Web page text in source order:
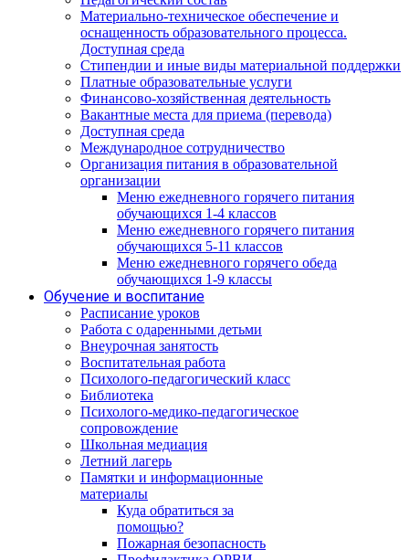
Материально-техническое обеспечение и
оснащенность образовательного процесса.
Доступная среда
Стипендии и иные виды материальной поддержки
Платные образовательные услуги
Финансово-хозяйственная деятельность
Вакантные места для приема (перевода)
Доступная среда
Международное сотрудничество
Организация питания в образовательной
организации
Меню ежедневного горячего питания
обучающихся 1-4 классов
Меню ежедневного горячего питания
обучающихся 5-11 классов
Меню ежедневного горячего обеда
обучающихся 1-9 классы
Обучение и воспитание
Расписание уроков
Работа с одаренными детьми
Внеурочная занятость
Воспитательная работа
Психолого-педагогический класс
Библиотека
Психолого-медико-педагогическое
сопровождение
Школьная медиация
Летний лагерь
Памятки и информационные
материалы
Куда обратиться за
помощью?
Пожарная безопасность